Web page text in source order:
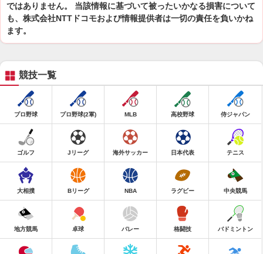
ではありません。 当該情報に基づいて被ったいかなる損害について
も、株式会社NTTドコモおよび情報提供者は一切の責任を負いかね
ます。
競技一覧
プロ野球 プロ野球(2軍) MLB 高校野球 侍ジャパン
ゴルフ Jリーグ 海外サッカー 日本代表 テニス
大相撲 Bリーグ NBA ラグビー 中央競馬
地方競馬 卓球 バレー 格闘技 バドミントン